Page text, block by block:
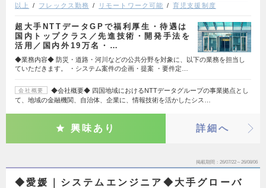
以上
フレックス勤務 リモートワーク可能 育児支援制度
超大手NTTデータGPで福利厚生・待遇は
国内トップクラス／先進技術・開発手法を
活用／国内外19万名・…
◆業務内容◆ 防災・道路・河川などの公共分野を対象に、以下の業務を担当し
ていただきます。 ・システム案件の企画・提案 ・要件定…
会社概要
◆会社概要◆ 四国地域におけるNTTデータグループの事業拠点とし
て、地域の金融機関、自治体、企業に、情報技術を活かしたシス…
興味あり 詳細へ
掲載期間 26/07/22～26/08/06
◆愛媛｜システムエンジニア◆大手グローバ